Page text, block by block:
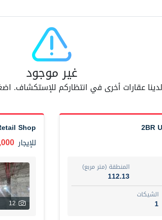
مشاركة
Fully furnished 2-
شقةللإيجار
7
اسم الوسيط
مصعب
غير موجود
لدينا عقارات أخرى في انتظاركم للإستكشاف.
2BR
المنطقة (متر مربع)
112.13
الشيكات
1
Shop
للإيجار
12